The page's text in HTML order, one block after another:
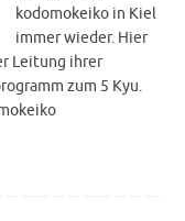
kodomokeiko in Kiel
immer wieder. Hier
Leitung ihrer
zum 5 Kyu.